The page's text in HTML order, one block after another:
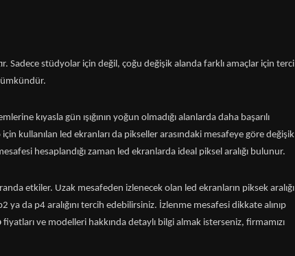
stüdyolar için değil, çoğu değişik alanda farklı amaçlar için
kıyasla gün ışığının yoğun olmadığı alanlarda daha başarılı
kullanılan led ekranları da pikseller arasındaki mesafeye göre değişik
hesaplandığı zaman led ekranlarda ideal piksel aralığı bulunur.
etkiler. Uzak mesafeden izlenecek olan led ekranların piksek aralığı
da p4 aralığını tercih edebilirsiniz. İzlenme mesafesi dikkate alınıp
fiyatları ve modelleri hakkında detaylı bilgi almak isterseniz, firmamızı